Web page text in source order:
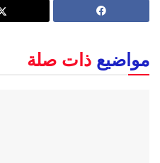
مواضيع ذات صلة